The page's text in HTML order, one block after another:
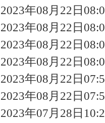
2023年08月22日
2023年08月22日
2023年08月22日
2023年08月22日
2023年08月22日
2023年08月22日
2023年07月28日